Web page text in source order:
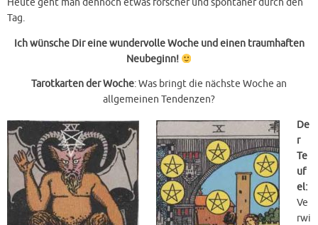
Heute geht man dennoch etwas forscher und spontaner durch den
Tag.
Ich wünsche Dir eine wundervolle Woche und einen traumhaften
Neubeginn!
Tarotkarten der Woche: Was bringt die nächste Woche an
allgemeinen Tendenzen?
De
r
Te
uf
el:
Ve
rwi